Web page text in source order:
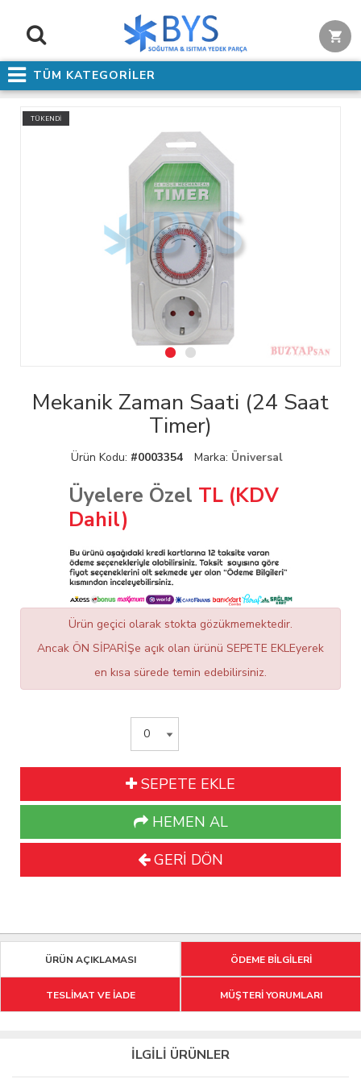
TÜM KATEGORİLER
TÜKENDİ
Mekanik Zaman Saati (24 Saat
Timer)
Ürün Kodu: #0003354 Marka: Üniversal
Üyelere Özel TL (KDV
Dahil)
Ürün geçici olarak stokta gözükmemektedir.
Ancak ÖN SİPARİŞe açık olan ürünü SEPETE EKLEyerek
en kısa sürede temin edebilirsiniz.
SEPETE EKLE
HEMEN AL
GERİ DÖN
ÜRÜN AÇIKLAMASI ÖDEME BİLGİLERİ
TESLİMAT VE İADE MÜŞTERİ YORUMLARI
İLGİLİ ÜRÜNLER